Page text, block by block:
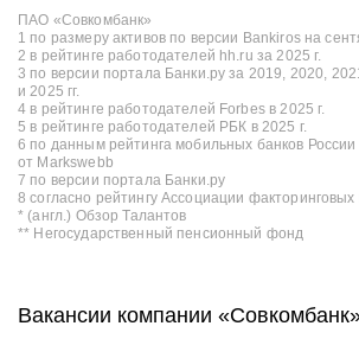
ПАО «Совкомбанк»
1 по размеру активов по версии Bankiros на
2 в рейтинге работодателей hh.ru за 2025 г.
3 по версии портала Банки.ру за 2019, 2020,
и 2025 гг.
4 в рейтинге работодателей Forbes в 2025 г.
5 в рейтинге работодателей РБК в 2025 г.
6 по данным рейтинга мобильных банков
от Markswebb
7 по версии портала Банки.ру
8 согласно рейтингу Ассоциации факторинговых
* (англ.) Обзор Талантов
** Негосударственный пенсионный фонд
Вакансии компании